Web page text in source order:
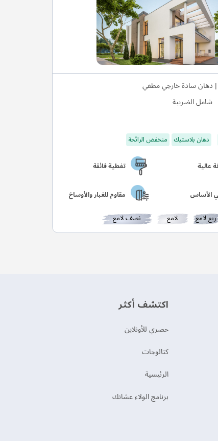
سادة خارجي مطفي
شامل الضريبة
دهان بلاستيك منخفض الرائحة
عالية تغطية فائقة
الأساس مقاوم للغبار والأوساخ
ربع لامع لامع نصف لامع
اكتشف أكثر
حصري للأونلاين
‫كتالوجات‬
الرئيسية
برنامج الولاء عشانك